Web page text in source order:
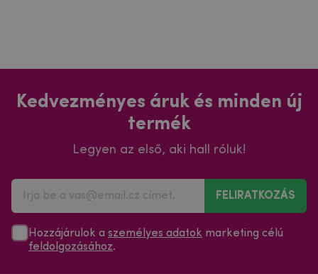
Kedvezményes áruk és minden új
termék
Legyen az első, aki hall róluk!
FELIRATKOZÁS
Hozzájárulok a személyes adatok marketing célú
feldolgozásához.